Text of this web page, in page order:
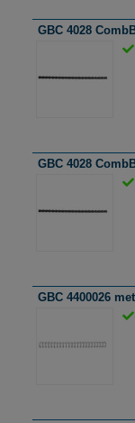
GBC 4028
GBC 4028
GBC 4400026